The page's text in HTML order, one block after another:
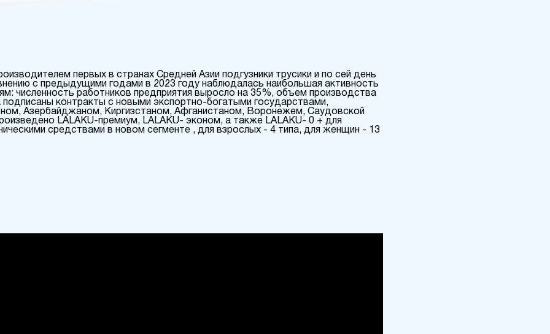
первых в странах Средней Азии подгузники трусики и по сей день
с предыдущими годами в 2023 году наблюдалась наибольшая активность
численность работников предприятия выросло на 35%, объем производства
контракты с новыми экспортно-богатыми государствами,
Азербайджаном, Киргизстаном, Афганистаном, Воронежем, Саудовской
LALAKU-премиум, LALAKU- эконом, а также LALAKU- 0 + для
средствами в новом сегменте , для взрослых - 4 типа, для женщин - 13